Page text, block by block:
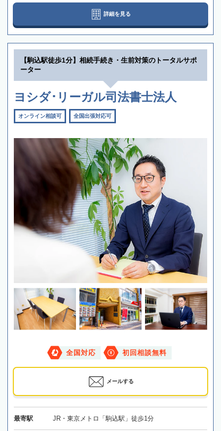
詳細を見る
【駒込駅徒歩1分】相続手続き・生前対策のトータルサポ
ーター
ヨシダ･リーガル司法書士法人
オンライン相談可 全国出張対応可
全国対応 初回相談無料
メールする
最寄駅 JR・東京メトロ「駒込駅」徒歩1分